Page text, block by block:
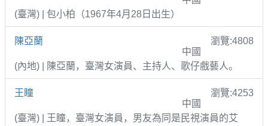
(臺灣) | 包小柏（1967年4月28日出生）
陳亞蘭
瀏覽:4808
中國
(內地) | 陳亞蘭，臺灣女演員、主持人、歌仔戲藝人。
王瞳
瀏覽:4253
中國
(臺灣) | 王瞳，臺灣女演員，男友為同是民視演員的艾